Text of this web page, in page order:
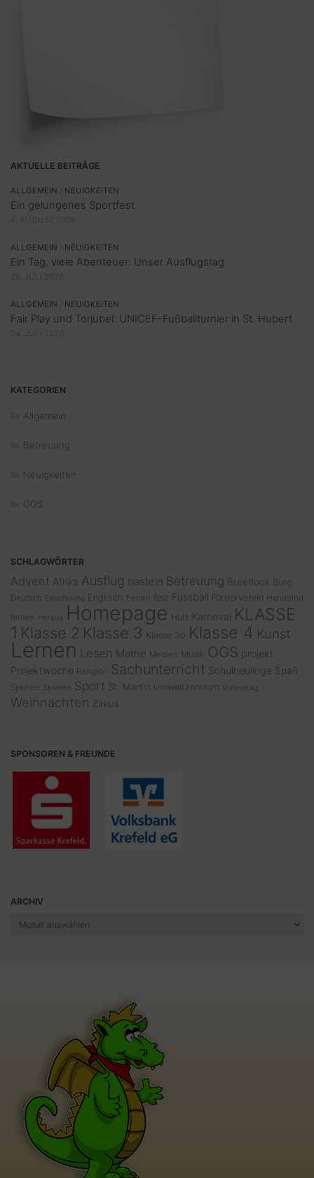
AKTUELLE BEITRÄGE
ALLGEMEIN NEUIGKEITEN
Ein gelungenes Sportfest
ALLGEMEIN NEUIGKEITEN
Ein Tag, viele Abenteuer: Unser Ausflugstag
ALLGEMEIN NEUIGKEITEN
Fair Play und Torjubel: UNICEF-Fußballturnier in St. Hubert
KATEGORIEN
Allgemein
Betreuung
Neuigkeiten
OGS
SCHLAGWÖRTER
Advent Afrika Ausflug basteln Betreuung Breetlook Burg
Deutsch Einschulung Englisch Ferien fest Fussball Förderverein
Handelnd
lernen Herbst Homepage Hüls Karneval KLASSE
1 Klasse 2 Klasse 3 Klasse 3b Klasse 4 Kunst
Lernen Lesen Mathe Medien Musik OGS projekt
Projektwoche Religion Sachunterricht Schulneulinge Spaß
Spende Spielen Sport St. Martin Umweltzentrum Vorlesetag
Weihnachten Zirkus
SPONSOREN & FREUNDE
ARCHIV
Archiv